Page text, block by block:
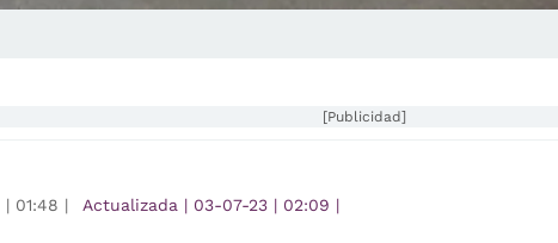
[Publicidad]
| 01:48 | Actualizada | 03-07-23 | 02:09 |